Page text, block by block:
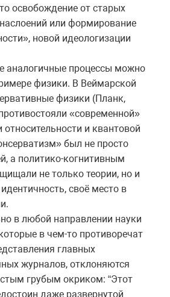
освобождение от старых
или формирование
новой идеологизации
аналогичные процессы можно
физики. В Веймарской
физики (Планк,
«современной»
и квантовой
был не просто
а политико-когнитивным
не только теории, но и
своё место в
в любой направлении науки
в чем-то противоречат
главных
журналов, отклоняются
грубым окриком: “Этот
даже развернутой